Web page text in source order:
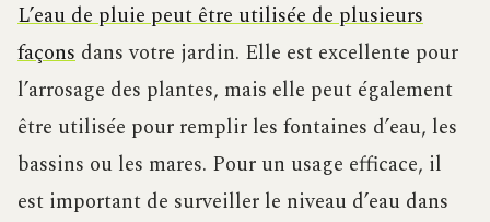
L’eau de pluie peut être utilisée de plusieurs
façons dans votre jardin. Elle est excellente pour
l’arrosage des plantes, mais elle peut également
être utilisée pour remplir les fontaines d’eau, les
bassins ou les mares. Pour un usage efficace, il
est important de surveiller le niveau d’eau dans